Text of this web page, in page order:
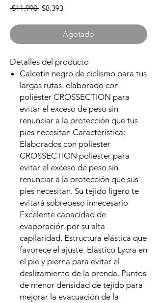
$11.990 Precio
$8.393Precio
oferta
Agotado
Detalles del producto
Calcetín negro de ciclismo para tus
largas rutas. elaborado con
poliéster CROSSECTION para
evitar el exceso de peso sin
renunciar a la protección que tus
pies necesitan Característica:
Elaborados con poliester
CROSSECTION poliéster para
evitar el exceso de peso sin
renunciar a la protección que sus
pies necesitan. Su tejido ligero te
evitará sobrepeso innecesario
Excelente capacidad de
evaporación por su alta
capilaridad. Estructura elástica que
favorece el ajuste. Elástico Lycra en
el pie y pierna para evitar el
deslizamiento de la prenda. Puntos
de menor densidad de tejido para
mejorar la evacuación de la